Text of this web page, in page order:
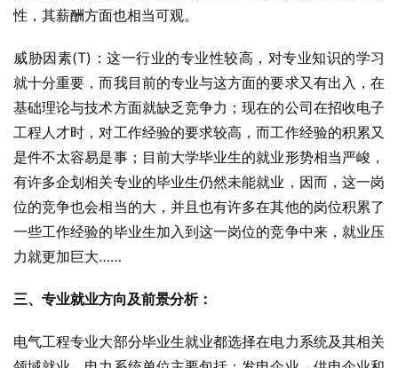
性，其薪酬方面也相当可观。
威胁因素(T)：这一行业的专业性较高，对专业知识的学习
就十分重要，而我目前的专业与这方面的要求又有出入，在
基础理论与技术方面就缺乏竞争力；现在的公司在招收电子
工程人才时，对工作经验的要求较高，而工作经验的积累又
是件不太容易是事；目前大学毕业生的就业形势相当严峻，
有许多企划相关专业的毕业生仍然未能就业，因而，这一岗
位的竞争也会相当的大，并且也有许多在其他的岗位积累了
一些工作经验的毕业生加入到这一岗位的竞争中来，就业压
力就更加巨大……
三、专业就业方向及前景分析：
电气工程专业大部分毕业生就业都选择在电力系统及其相关